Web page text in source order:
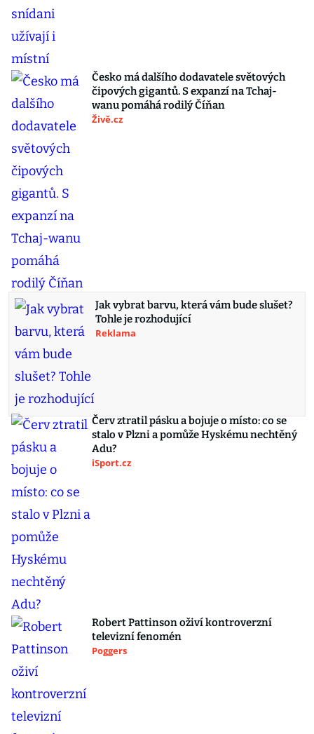
Česko má dalšího dodavatele světových
čipových gigantů. S expanzí na Tchaj-
wanu pomáhá rodilý Číňan
Živě.cz
Jak vybrat barvu, která vám bude slušet?
Tohle je rozhodující
Reklama
Červ ztratil pásku a bojuje o místo: co se
stalo v Plzni a pomůže Hyskému nechtěný
Adu?
iSport.cz
Robert Pattinson oživí kontroverzní
televizní fenomén
Poggers